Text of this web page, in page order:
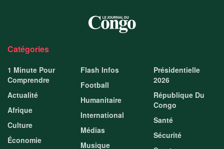
Catégories
1 Minute Pour
Comprendre
Actualité
Afrique
Culture
Économie
Flash Infos
Football
Humanitaire
International
Médias
Musique
Présidentielle
2026
République Du
Congo
Santé
Sécurité